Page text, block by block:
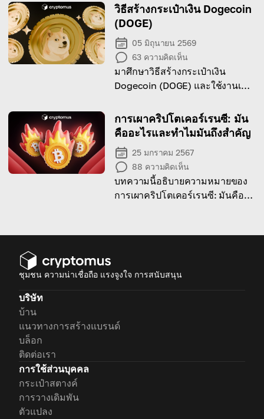
เลียนแบบ
วิธีสร้างกระเป๋าเงิน Dogecoin
(DOGE)
05 มิถุนายน 2569
63 ความคิดเห็น
มาศึกษาวิธีสร้างกระเป๋าเงิน
Dogecoin (DOGE) และใช้งานเพื่อ
การเผาคริปโตเคอร์เรนซี: มัน
คืออะไรและทำไมมันถึงสำคัญ
25 มกราคม 2567
88 ความคิดเห็น
บทความนี้อธิบายความหมายของ
การเผาคริปโตเคอร์เรนซี: มันคือ
ชุมชน ความน่าเชื่อถือ แรงจูงใจ การสนับสนุน
บริษัท
บ้าน
แนวทางการสร้างแบรนด์
บล็อก
ติดต่อเรา
การใช้ส่วนบุคคล
กระเป๋าสตางค์
การวางเดิมพัน
ตัวแปลง